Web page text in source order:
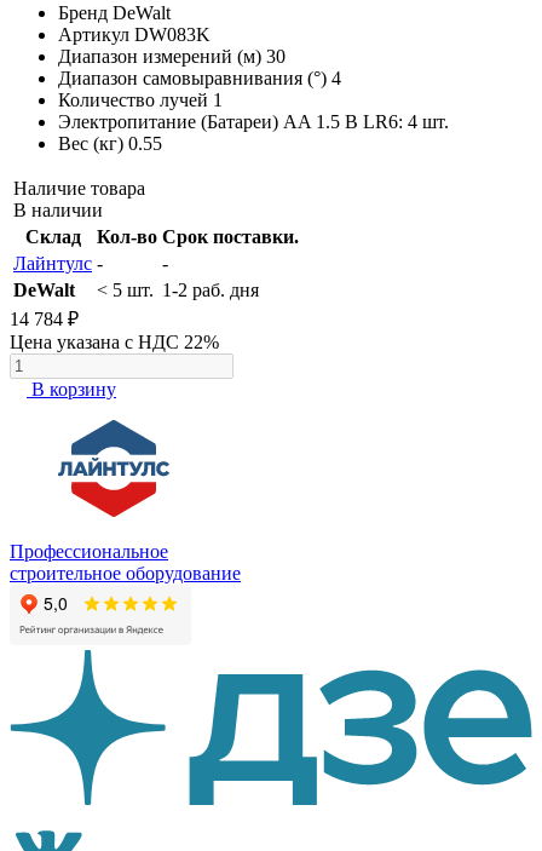
Бренд DeWalt
Артикул DW083K
Диапазон измерений (м) 30
Диапазон самовыравнивания (°) 4
Количество лучей 1
Электропитание (Батареи) AA 1.5 В LR6: 4 шт.
Вес (кг) 0.55
Наличие товара
В наличии
Склад
Кол-во Срок поставки.
Лайнтулс -
-
DeWalt
< 5 шт. 1-2 раб. дня
14 784 ₽
Цена указана с НДС 22%
В корзину
Профессиональное
строительное оборудование